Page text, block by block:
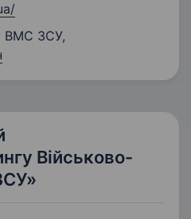
ВМС ЗСУ,
Військово-